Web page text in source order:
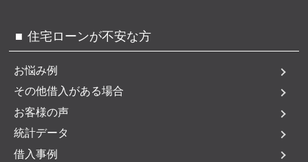
住宅ローンが不安な方
お悩み例
その他借入がある場合
お客様の声
統計データ
借入事例